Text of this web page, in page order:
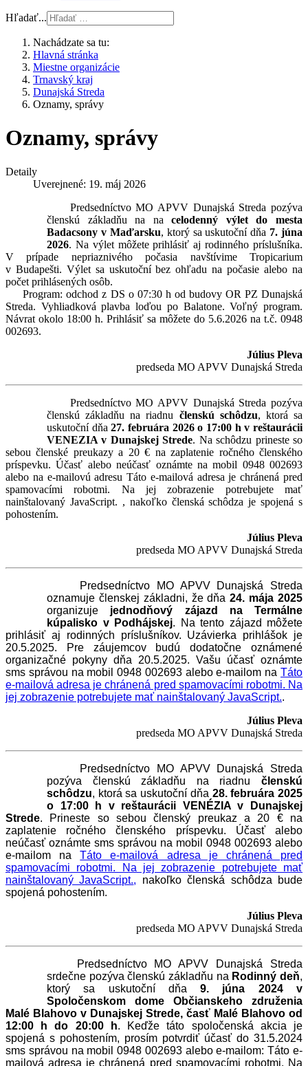
Hľadať...
Nachádzate sa tu:
Hlavná stránka
Miestne organizácie
Trnavský kraj
Dunajská Streda
Oznamy, správy
Oznamy, správy
Detaily
Uverejnené: 19. máj 2026
Predsedníctvo MO APVV Dunajská Streda pozýva
členskú základňu na nacelodenný výlet do mesta
Badacsony v Maďarsku, ktorý sa uskutoční dňa 7. júna
2026. Na výlet môžete prihlásiť aj rodinného príslušníka.
V prípade nepriaznivého počasia navštívime Tropicarium
v Budapešti. Výlet sa uskutoční bez ohľadu na počasie alebo na
počet prihlásených osôb.
Program: odchod z DS o 07:30 h od budovy OR PZ Dunajská
Streda. Vyhliadková plavba loďou po Balatone. Voľný program.
Návrat okolo 18:00 h. Prihlásiť sa môžete do 5.6.2026 na t.č. 0948
002693.
Július Pleva
predseda MO APVV Dunajská Streda
Predsedníctvo MO APVV Dunajská Streda pozýva
členskú základňu na riadnu členskú schôdzu, ktorá sa
uskutoční dňa27. februára 2026 o 17:00 h v reštaurácii
VENEZIA v Dunajskej Strede. Na schôdzu prineste so
sebou členské preukazy a 20 € na zaplatenie ročného členského
príspevku. Účasť alebo neúčasť oznámte na mobil 0948 002693
alebo na e-mailovú adresuTáto e-mailová adresa je chránená pred
spamovacími robotmi. Na jej zobrazenie potrebujete mať
nainštalovaný JavaScript. , nakoľko členská schôdza je spojená s
pohostením.
Július Pleva
predseda MO APVV Dunajská Streda
Predsedníctvo MO APVV Dunajská Streda
oznamuje členskej základni, že dňa24. mája 2025
organizuje jednodňový zájazd na Termálne
kúpalisko v Podhájskej. Na tento zájazd môžete
prihlásiť aj rodinných príslušníkov. Uzávierka prihlášok je
20.5.2025. Pre záujemcov budú dodatočne oznámené
organizačné pokyny dňa 20.5.2025. Vašu účasť oznámte
sms správou na mobil 0948 002693 alebo e-mailom na Táto
e-mailová adresa je chránená pred spamovacími robotmi. Na
jej zobrazenie potrebujete mať nainštalovaný JavaScript..
Július Pleva
predseda MO APVV Dunajská Streda
Predsedníctvo MO APVV Dunajská Streda
pozýva členskú základňu na riadnu členskú
schôdzu, ktorá sa uskutoční dňa 28. februára 2025
o 17:00 h v reštaurácii VENÉZIA v Dunajskej
Strede. Prineste so sebou členský preukaz a 20 € na
zaplatenie ročného členského príspevku. Účasť alebo
neúčasť oznámte sms správou na mobil 0948 002693 alebo
e-mailom naTáto e-mailová adresa je chránená pred
spamovacími robotmi. Na jej zobrazenie potrebujete mať
nainštalovaný JavaScript., nakoľko členská schôdza bude
spojená pohostením.
Július Pleva
predseda MO APVV Dunajská Streda
Predsedníctvo MO APVV Dunajská Streda
srdečne pozýva členskú základňu na Rodinný deň,
ktorý sa uskutoční dňa9. júna 2024 v
Spoločenskom dome Občianskeho združenia
Malé Blahovo v Dunajskej Strede, časť Malé Blahovo od
12:00 h do 20:00 h. Keďže táto spoločenská akcia je
spojená s pohostením, prosím potvrdiť účasť do 31.5.2024
sms správou na mobil 0948 002693 alebo e-mailom:Táto e-
mailová adresa je chránená pred spamovacími robotmi. Na